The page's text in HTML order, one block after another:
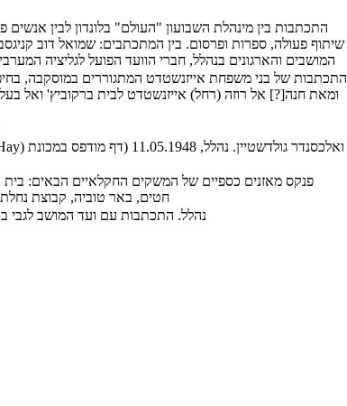
התכתבות בין מינהלת השבועון "העולם" בלונדון לבין אנשים
שיתוף פעולה, ספרות ופרסום. בין המתכתבים: שמואל דוב
המושבים והארגונים בנהלל, חברי הוועד הפועל לגליציה
התכתבות של בני משפחת אייזנשטדט המתגוררים במוסקבה,
פנקס מאזנים כספיים של המשקים החקלאיים הבאים:
חטים, באר טוביה, קבוצת
נהלל. התכתבות עם ועד המושב לגבי